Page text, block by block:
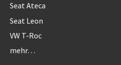
Seat Ateca
Seat Leon
VW T-Roc
mehr…